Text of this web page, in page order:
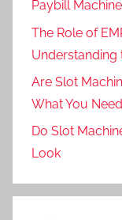
Paybill
The Role of
Understanding
Are Slot
What You
Do Slot
Look